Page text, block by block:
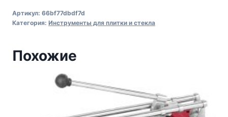
Артикул: 66bf77dbdf7d
Категория: Инструменты для плитки и стекла
Похожие